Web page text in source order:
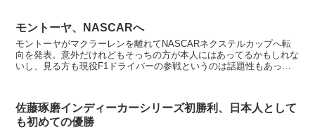
モントーヤ、NASCARへ
モントーヤがマクラーレンを離れてNASCARネクステルカップへ転
向を発表。意外だけれどもそっちの方が本人にはあってるかもしれな
いし、見る方も現役F1ドライバーの参戦というのは話題性もあっ
佐藤琢磨インディーカーシリーズ初勝利、日本人として
も初めての優勝